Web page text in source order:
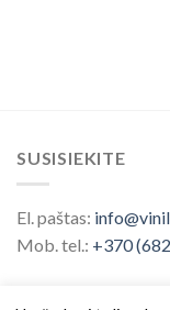
SUSISIEKITE
El. paštas:
Mob. tel.: +370